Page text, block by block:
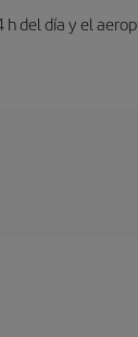
del día y el